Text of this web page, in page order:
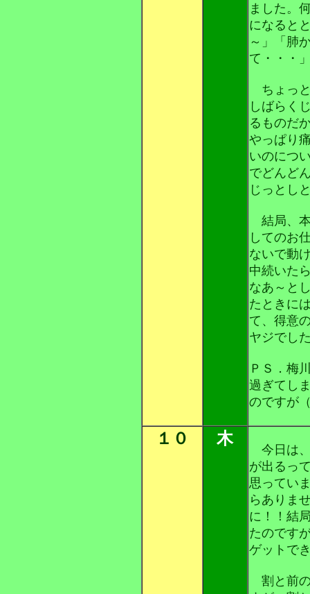
ました。
になると
～」「肺
て・・・
ちょっと
しばらく
るものだ
やっぱり
いのにつ
でどんど
じっとし
結局、本
してのお
ないで動
中続いた
なあ～と
たときに
て、得意
ヤジでし
ＰＳ．梅
過ぎてし
のですが
１０ 木
今日は、
が出るっ
思ってい
らありま
に！！結
たのです
ゲットで
割と前の